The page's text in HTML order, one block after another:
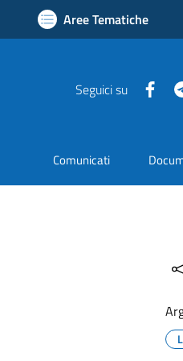
Aree Tematiche
Seguici su
Comunicati